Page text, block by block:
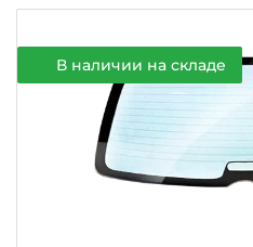
В наличии на складе